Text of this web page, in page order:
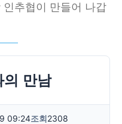
추협이 만들어 나갑
의 만남
09:24조회2308